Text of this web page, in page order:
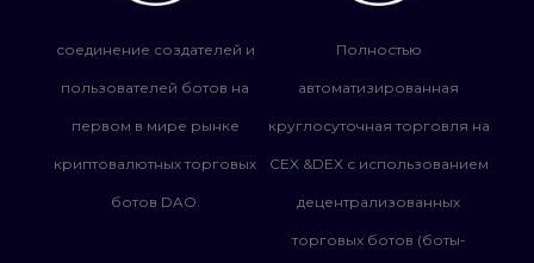
соединение создателей и
пользователей ботов на
первом в мире рынке
криптовалютных торговых
ботов DAO.
Полностью
автоматизированная
круглосуточная торговля на
CEX &DEX с использованием
децентрализованных
торговых ботов (боты-